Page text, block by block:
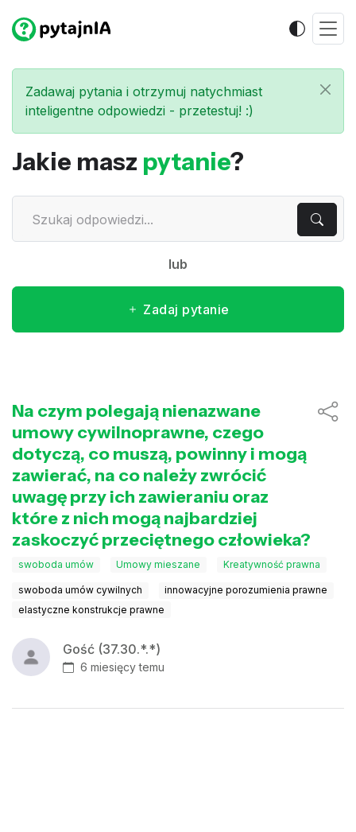
Zadawaj pytania i otrzymuj natychmiast
inteligentne odpowiedzi - przetestuj! :)
Jakie masz pytanie?
lub
Zadaj pytanie
Na czym polegają nienazwane
umowy cywilnoprawne, czego
dotyczą, co muszą, powinny i mogą
zawierać, na co należy zwrócić
uwagę przy ich zawieraniu oraz
które z nich mogą najbardziej
zaskoczyć przeciętnego człowieka?
swoboda umów Umowy mieszane Kreatywność prawna
swoboda umów cywilnych
innowacyjne porozumienia prawne
elastyczne konstrukcje prawne
Gość (37.30.*.*)
6 miesięcy temu